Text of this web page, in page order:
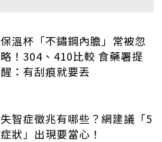
保溫杯「不鏽鋼內膽」常被忽
略！304、410比較 食藥署提
醒：有刮痕就要丟
失智症徵兆有哪些？網建議「5
症狀」出現要當心！